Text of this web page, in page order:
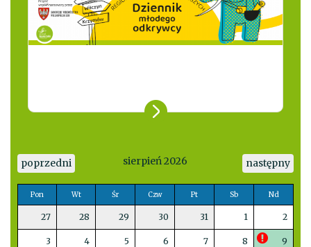
poprzedni sierpień 2026 następny
Pon Wt Śr Czw Pt Sb Nd
27 28 29 30 31 1 2
3 4 5 6 7 8 9